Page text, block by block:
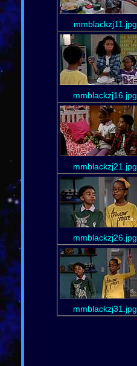
mmblackzj11.jpg
mmblackzj16.jpg
mmblackzj21.jpg
mmblackzj26.jpg
mmblackzj31.jpg